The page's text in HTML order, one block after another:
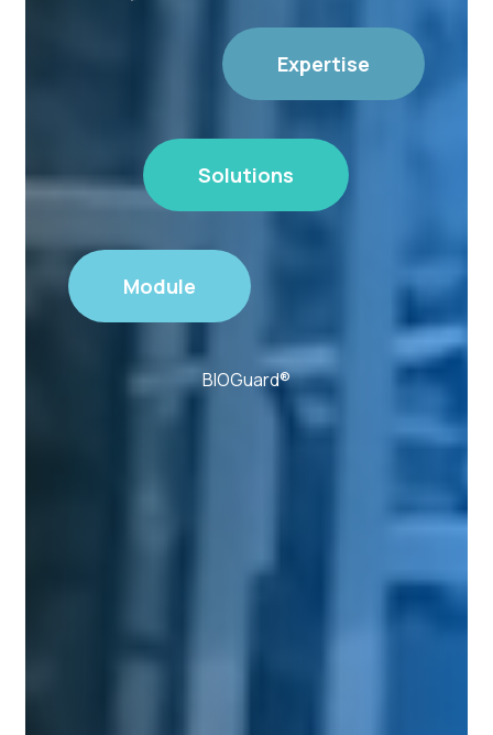
Expertise
Solutions
Module
BIOGuard®